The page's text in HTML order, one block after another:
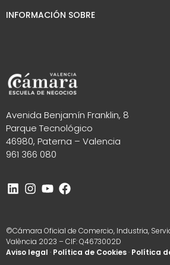
INFORMACIÓN SOBRE
Avenida Benjamín Franklin, 8
Parque Tecnológico
46980, Paterna – Valencia
961 366 080
©Cámara Oficial de Comercio, Industria,
València 2023 – CIF: Q4673002D
Aviso legal · Política de Cookies· Política